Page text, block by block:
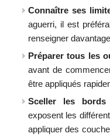
Connaître ses
aguerri, il est
renseigner
Préparer tous les
avant de
être appliqués
Sceller les
exposent les
appliquer des